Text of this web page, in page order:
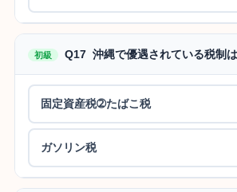
初級 Q17 沖縄で優遇されている税制
固定資産税➁たばこ税
ガソリン税